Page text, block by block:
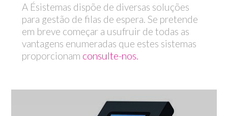
A Ésistemas dispõe de diversas soluções
para gestão de filas de espera. Se pretende
em breve começar a usufruir de todas as
vantagens enumeradas que estes sistemas
proporcionam consulte-nos.